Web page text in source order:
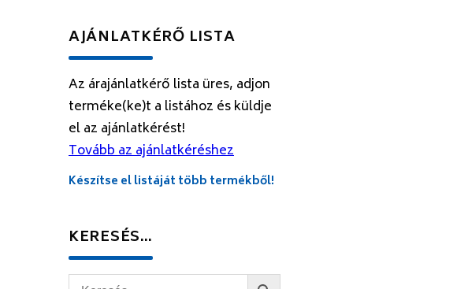
AJÁNLATKÉRŐ LISTA
Az árajánlatkérő lista üres, adjon
terméke(ke)t a listához és küldje
el az ajánlatkérést!
Tovább az ajánlatkéréshez
Készítse el listáját több termékből!
KERESÉS…